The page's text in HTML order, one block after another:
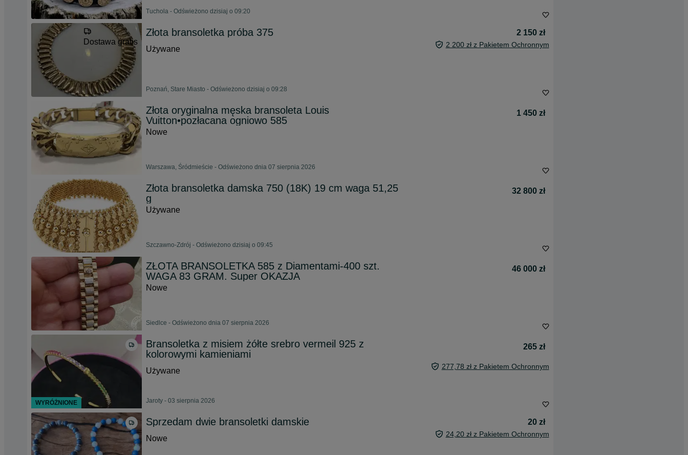
Tuchola - Odświeżono dzisiaj o 09:20
Dostawa gratis
Złota bransoletka próba 375
2 150 zł
Używane
2 200 zł z Pakietem Ochronnym
Poznań, Stare Miasto - Odświeżono dzisiaj o 09:28
Złota oryginalna męska bransoleta Louis
Vuitton•pozłacana ogniowo 585
1 450 zł
Nowe
Warszawa, Śródmieście - Odświeżono dnia 07 sierpnia 2026
Złota bransoletka damska 750 (18K) 19 cm waga 51,25
g
32 800 zł
Używane
Szczawno-Zdrój - Odświeżono dzisiaj o 09:45
ZŁOTA BRANSOLETKA 585 z Diamentami-400 szt.
WAGA 83 GRAM. Super OKAZJA
46 000 zł
Nowe
Siedlce - Odświeżono dnia 07 sierpnia 2026
Bransoletka z misiem żółte srebro vermeil 925 z
kolorowymi kamieniami
265 zł
Używane 277,78 zł z Pakietem Ochronnym
Jaroty - 03 sierpnia 2026
Sprzedam dwie bransoletki damskie
20 zł
Nowe
24,20 zł z Pakietem Ochronnym
WYRÓŻNIONE